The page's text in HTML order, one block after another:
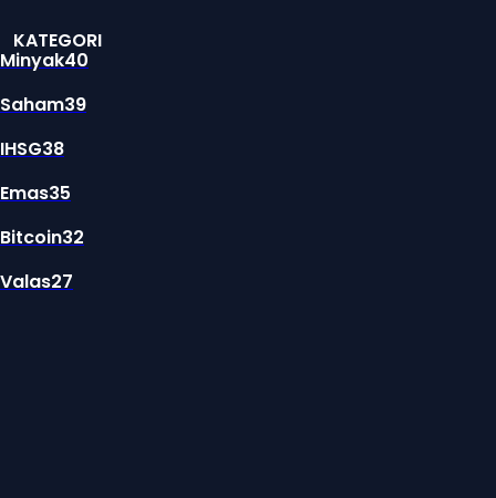
KATEGORI
Minyak40
Saham39
IHSG38
Emas35
Bitcoin32
Valas27